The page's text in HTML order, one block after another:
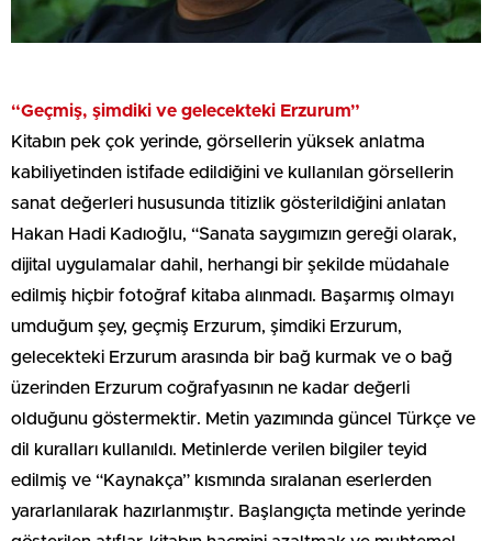
“Geçmiş, şimdiki ve gelecekteki Erzurum”
Kitabın pek çok yerinde, görsellerin yüksek anlatma
kabiliyetinden istifade edildiğini ve kullanılan görsellerin
sanat değerleri hususunda titizlik gösterildiğini anlatan
Hakan Hadi Kadıoğlu, “Sanata saygımızın gereği olarak,
dijital uygulamalar dahil, herhangi bir şekilde müdahale
edilmiş hiçbir fotoğraf kitaba alınmadı. Başarmış olmayı
umduğum şey, geçmiş Erzurum, şimdiki Erzurum,
gelecekteki Erzurum arasında bir bağ kurmak ve o bağ
üzerinden Erzurum coğrafyasının ne kadar değerli
olduğunu göstermektir. Metin yazımında güncel Türkçe ve
dil kuralları kullanıldı. Metinlerde verilen bilgiler teyid
edilmiş ve “Kaynakça” kısmında sıralanan eserlerden
yararlanılarak hazırlanmıştır. Başlangıçta metinde yerinde